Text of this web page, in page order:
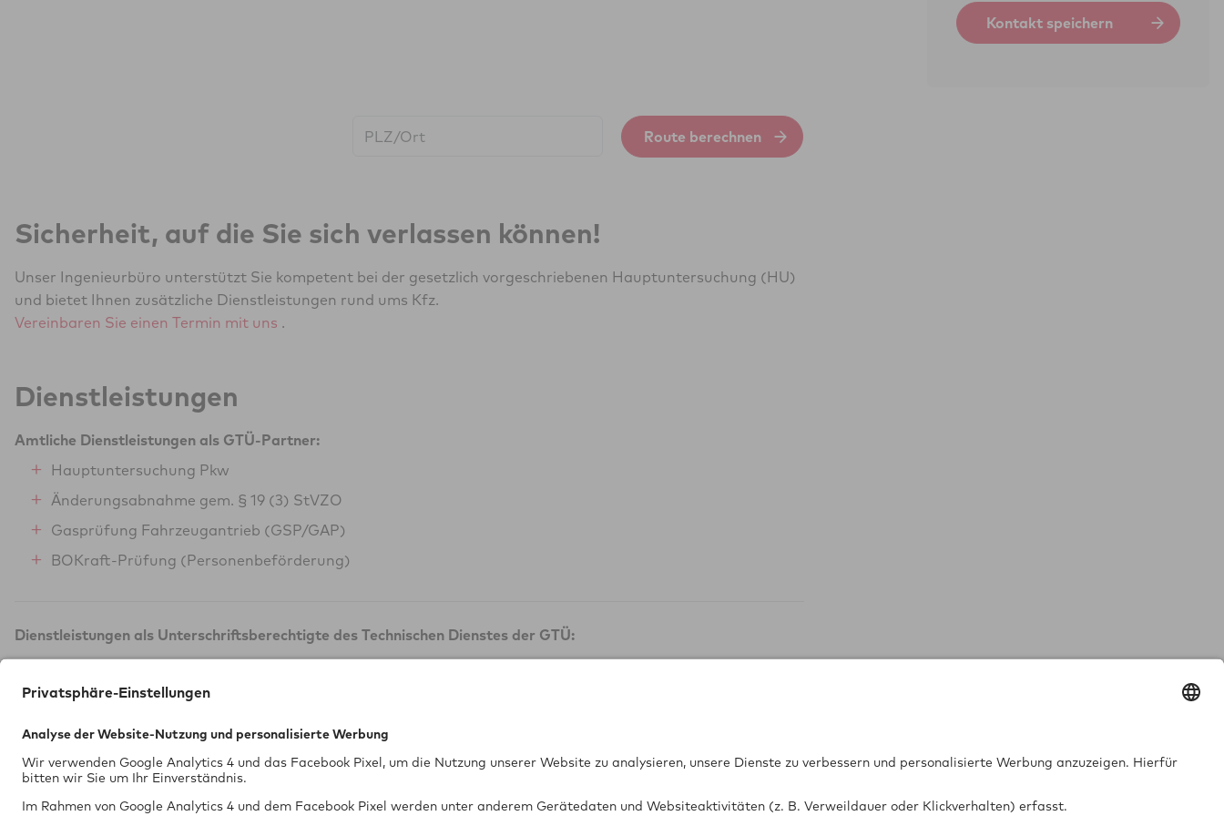
Route berechnen
Sicherheit, auf die Sie sich verlassen können!
Unser Ingenieurbüro unterstützt Sie kompetent bei der gesetzlich vorgeschriebenen Hauptuntersuchung (HU)
und bietet Ihnen zusätzliche Dienstleistungen rund ums Kfz.
Vereinbaren Sie einen Termin mit uns .
Dienstleistungen
Amtliche Dienstleistungen als GTÜ-Partner:
Hauptuntersuchung Pkw
Änderungsabnahme gem. § 19 (3) StVZO
Gasprüfung Fahrzeugantrieb (GSP/GAP)
BOKraft-Prüfung (Personenbeförderung)
Dienstleistungen als Unterschriftsberechtigte des Technischen Dienstes der GTÜ:
Einzelbegutachtung Neufahrzeug (Art. 45/§ 13 EG-FGV)
Kontakt speichern